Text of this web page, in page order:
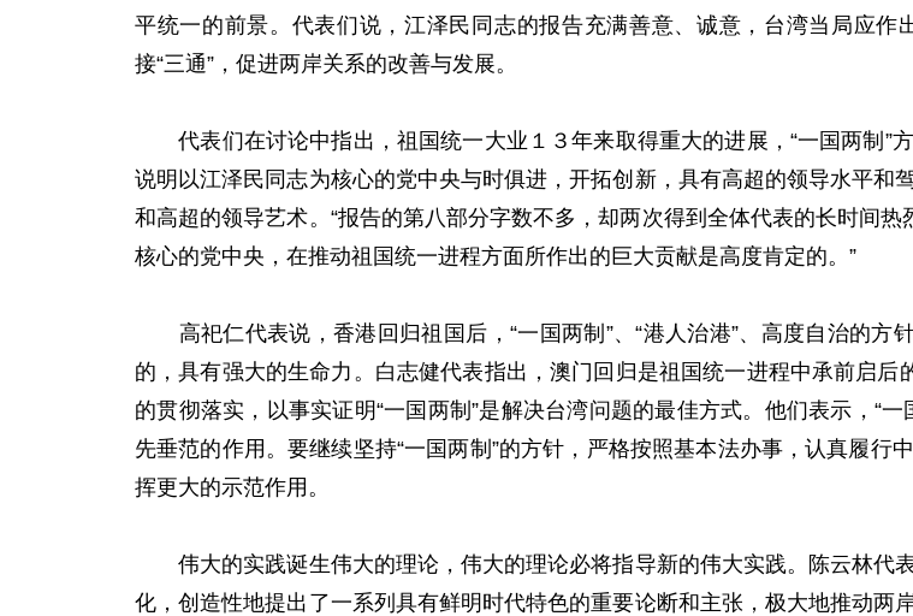
平统一的前景。代表们说，江泽民同志的报告充满善意、诚意，台湾当局应
接“三通”，促进两岸关系的改善与发展。
代表们在讨论中指出，祖国统一大业１３年来取得重大的进展，“一国两制”
说明以江泽民同志为核心的党中央与时俱进，开拓创新，具有高超的领导水平和
和高超的领导艺术。“报告的第八部分字数不多，却两次得到全体代表的长时间
核心的党中央，在推动祖国统一进程方面所作出的巨大贡献是高度肯定的。”
高祀仁代表说，香港回归祖国后，“一国两制”、“港人治港”、高度自治的方
的，具有强大的生命力。白志健代表指出，澳门回归是祖国统一进程中承前启后
的贯彻落实，以事实证明“一国两制”是解决台湾问题的最佳方式。他们表示，“
先垂范的作用。要继续坚持“一国两制”的方针，严格按照基本法办事，认真履
挥更大的示范作用。
伟大的实践诞生伟大的理论，伟大的理论必将指导新的伟大实践。陈云林代
化，创造性地提出了一系列具有鲜明时代特色的重要论断和主张，极大地推动两